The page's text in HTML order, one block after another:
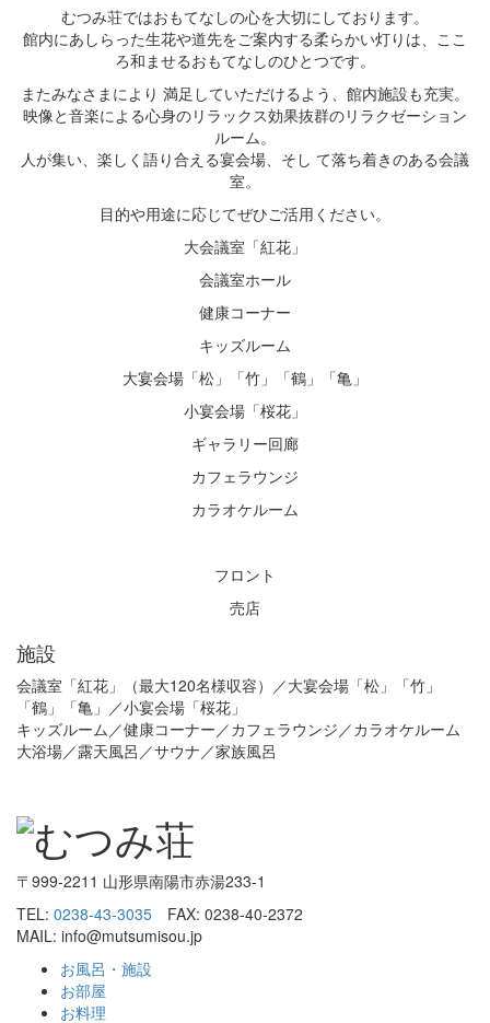
むつみ荘ではおもてなしの心を大切にしております。
館内にあしらった生花や道先をご案内する柔らかい灯りは、ここ
ろ和ませるおもてなしのひとつです。
またみなさまにより 満足していただけるよう、館内施設も充実。
映像と音楽による心身のリラックス効果抜群のリラクゼーション
ルーム。
人が集い、楽しく語り合える宴会場、そし て落ち着きのある会議
室。
目的や用途に応じてぜひご活用ください。
大会議室「紅花」
会議室ホール
健康コーナー
キッズルーム
大宴会場「松」「竹」「鶴」「亀」
小宴会場「桜花」
ギャラリー回廊
カフェラウンジ
カラオケルーム
フロント
売店
施設
会議室「紅花」（最大120名様収容）／大宴会場「松」「竹」
「鶴」「亀」／小宴会場「桜花」
キッズルーム／健康コーナー／カフェラウンジ／カラオケルーム
大浴場／露天風呂／サウナ／家族風呂
〒999-2211 山形県南陽市赤湯233-1
TEL: 0238-43-3035 FAX: 0238-40-2372
MAIL: info@mutsumisou.jp
お風呂・施設
お部屋
お料理